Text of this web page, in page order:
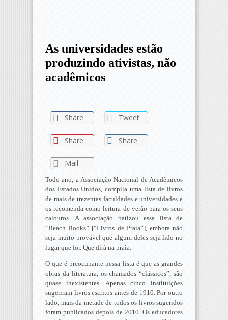
As universidades estão
produzindo ativistas, não
acadêmicos
Share Tweet
Share Share
Mail
Todo ano, a Associação Nacional de Acadêmicos
dos Estados Unidos, compila uma lista de livros
de mais de trezentas faculdades e universidades e
os recomenda como leitura de verão para os seus
calouros. A associação batizou essa lista de
“Beach Books” [“Livros de Praia”], embora não
seja muito provável que algum deles seja lido no
lugar que for. Que dirá na praia.
O que é preocupante nessa lista é que as grandes
obras da literatura, os chamados “clássicos”, são
quase inexistentes. Apenas cinco instituições
sugeriram livros escritos antes de 1910. Por outro
lado, mais da metade de todos os livros sugeridos
foram publicados depois de 2010. Os educadores